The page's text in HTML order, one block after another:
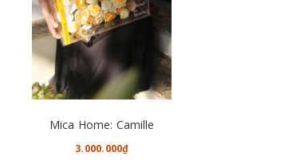
Mica Home: Camille
3.000.000₫